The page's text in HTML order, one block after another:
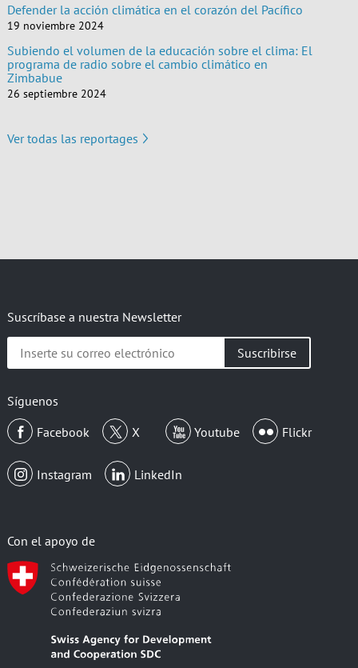
Defender la acción climática en el corazón del Pacífico
19 noviembre 2024
Subiendo el volumen de la educación sobre el clima: El
programa de radio sobre el cambio climático en
Zimbabue
26 septiembre 2024
Ver todas las reportages
Suscríbase a nuestra Newsletter
Inserte
electrónico
Síguenos
Facebook
X Youtube Flickr
Instagram LinkedIn
Con el apoyo de